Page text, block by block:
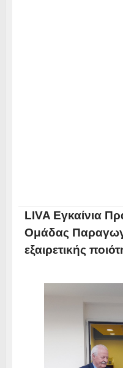
LIVA Εγκαίνια
Ομάδας
εξαιρετικής